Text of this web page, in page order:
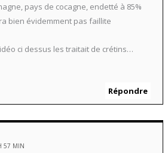
pays de cocagne, endetté à 85%
bien évidemment pas faillite
ci dessus les traitait de crétins…
Répondre
57 MIN